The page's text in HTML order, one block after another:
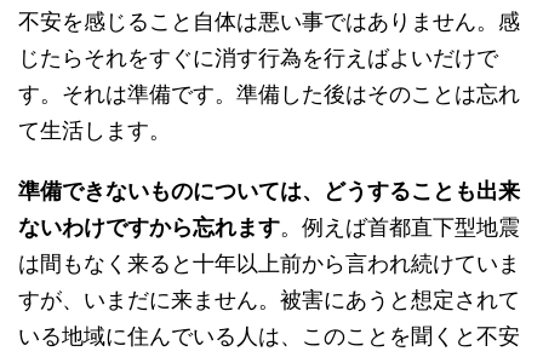
不安を感じること自体は悪い事ではありません。感
じたらそれをすぐに消す行為を行えばよいだけで
す。それは準備です。準備した後はそのことは忘れ
て生活します。
準備できないものについては、どうすることも出来
ないわけですから忘れます。例えば首都直下型地震
は間もなく来ると十年以上前から言われ続けていま
すが、いまだに来ません。被害にあうと想定されて
いる地域に住んでいる人は、このことを聞くと不安